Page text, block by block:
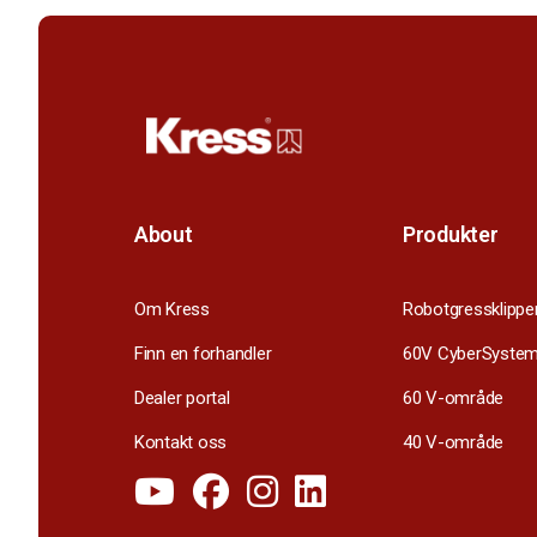
About
Om Kress
Finn en forhandler
Dealer portal
Kontakt oss
Produkter
60V CyberSystem
60 V-område
40 V-område